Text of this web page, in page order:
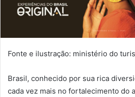
Fonte e ilustração: ministério do
Brasil, conhecido por sua rica
cada vez mais no fortalecimento do